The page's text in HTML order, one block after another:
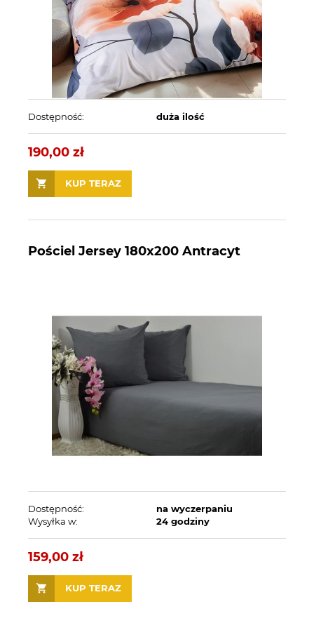
Dostępność: duża ilość
190,00 zł
KUP TERAZ
Pościel Jersey 180x200 Antracyt
Dostępność:
na wyczerpaniu
Wysyłka w:
24 godziny
159,00 zł
KUP TERAZ